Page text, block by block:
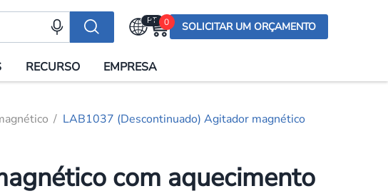
PT
English (US)
Española
Français
0 SOLICITAR UM ORÇAMENTO
RECURSO EMPRESA
LAB1037 (Descontinuado) Agitador magnético
com aquecimento